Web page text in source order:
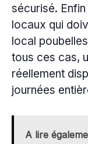
sécurisé.
locaux qui
local
tous ces cas,
réellement
journées
A lire